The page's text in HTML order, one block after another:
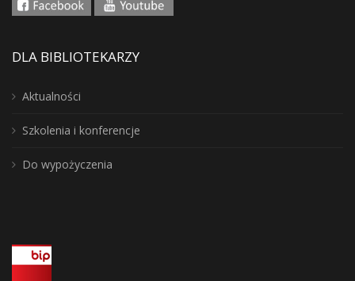
DLA BIBLIOTEKARZY
Aktualności
Szkolenia i konferencje
Do wypożyczenia